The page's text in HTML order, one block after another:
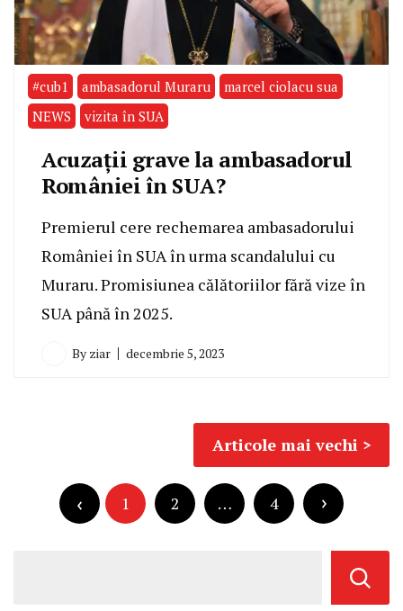
#cub1 ambasadorul Muraru
marcel ciolacu sua
NEWS
vizita în SUA
Acuzații grave la ambasadorul
României în SUA?
Premierul cere rechemarea ambasadorului
României în SUA în urma scandalului cu
Muraru. Promisiunea călătoriilor fără vize în
SUA până în 2025.
By ziar decembrie 5, 2023
articole
Articole mai vechi
articole
1 2 … 4